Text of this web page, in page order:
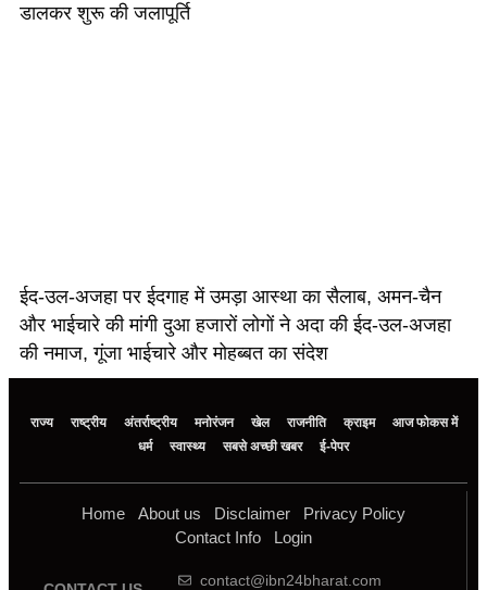
डालकर शुरू की जलापूर्ति
ईद-उल-अजहा पर ईदगाह में उमड़ा आस्था का सैलाब, अमन-चैन
और भाईचारे की मांगी दुआ हजारों लोगों ने अदा की ईद-उल-अजहा
की नमाज, गूंजा भाईचारे और मोहब्बत का संदेश
राज्य राष्ट्रीय अंतर्राष्ट्रीय मनोरंजन खेल राजनीति क्राइम
आज फोकस में
धर्म
स्वास्थ्य सबसे अच्छी खबर ई-पेपर
Home About us Disclaimer
Privacy Policy
Contact Info
Login
contact@ibn24bharat.com